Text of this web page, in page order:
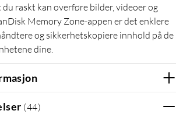
raskt kan overføre bilder, videoer og
Memory Zone-appen er det enklere
og sikkerhetskopiere innhold på de
dine.
(44)